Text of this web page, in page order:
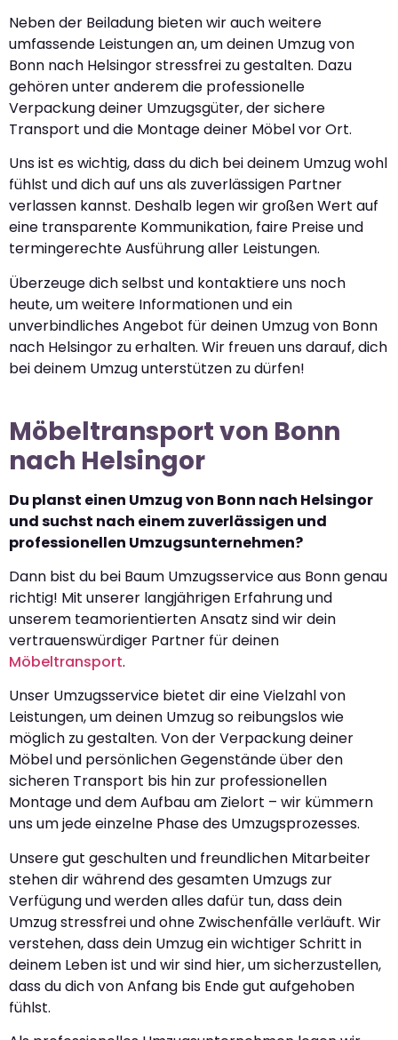
Neben der Beiladung bieten wir auch weitere
umfassende Leistungen an, um deinen Umzug von
Bonn nach Helsingor stressfrei zu gestalten. Dazu
gehören unter anderem die professionelle
Verpackung deiner Umzugsgüter, der sichere
Transport und die Montage deiner Möbel vor Ort.
Uns ist es wichtig, dass du dich bei deinem Umzug wohl
fühlst und dich auf uns als zuverlässigen Partner
verlassen kannst. Deshalb legen wir großen Wert auf
eine transparente Kommunikation, faire Preise und
termingerechte Ausführung aller Leistungen.
Überzeuge dich selbst und kontaktiere uns noch
heute, um weitere Informationen und ein
unverbindliches Angebot für deinen Umzug von Bonn
nach Helsingor zu erhalten. Wir freuen uns darauf, dich
bei deinem Umzug unterstützen zu dürfen!
Möbeltransport von Bonn
nach Helsingor
Du planst einen Umzug von Bonn nach Helsingor
und suchst nach einem zuverlässigen und
professionellen Umzugsunternehmen?
Dann bist du bei Baum Umzugsservice aus Bonn genau
richtig! Mit unserer langjährigen Erfahrung und
unserem teamorientierten Ansatz sind wir dein
vertrauenswürdiger Partner für deinen
Möbeltransport.
Unser Umzugsservice bietet dir eine Vielzahl von
Leistungen, um deinen Umzug so reibungslos wie
möglich zu gestalten. Von der Verpackung deiner
Möbel und persönlichen Gegenstände über den
sicheren Transport bis hin zur professionellen
Montage und dem Aufbau am Zielort – wir kümmern
uns um jede einzelne Phase des Umzugsprozesses.
Unsere gut geschulten und freundlichen Mitarbeiter
stehen dir während des gesamten Umzugs zur
Verfügung und werden alles dafür tun, dass dein
Umzug stressfrei und ohne Zwischenfälle verläuft. Wir
verstehen, dass dein Umzug ein wichtiger Schritt in
deinem Leben ist und wir sind hier, um sicherzustellen,
dass du dich von Anfang bis Ende gut aufgehoben
fühlst.